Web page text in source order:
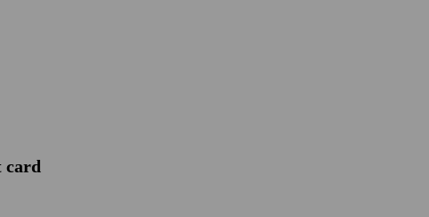
card